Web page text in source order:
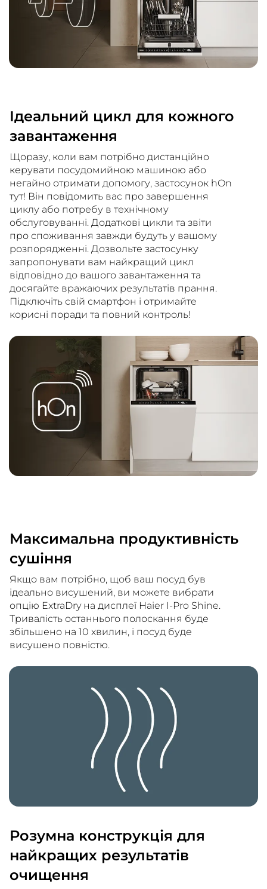
Ідеальний цикл для кожного
завантаження
Щоразу, коли вам потрібно дистанційно
керувати посудомийною машиною або
негайно отримати допомогу, застосунок hOn
тут! Він повідомить вас про завершення
циклу або потребу в технічному
обслуговуванні. Додаткові цикли та звіти
про споживання завжди будуть у вашому
розпорядженні. Дозвольте застосунку
запропонувати вам найкращий цикл
відповідно до вашого завантаження та
досягайте вражаючих результатів прання.
Підключіть свій смартфон і отримайте
корисні поради та повний контроль!
Максимальна продуктивність
сушіння
Якщо вам потрібно, щоб ваш посуд був
ідеально висушений, ви можете вибрати
опцію ExtraDry на дисплеї Haier I-Pro Shine.
Тривалість останнього полоскання буде
збільшено на 10 хвилин, і посуд буде
висушено повністю.
Розумна конструкція для
найкращих результатів
очищення